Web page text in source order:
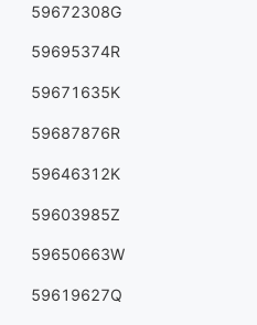
59672308G
59695374R
59671635K
59687876R
59646312K
59603985Z
59650663W
59619627Q